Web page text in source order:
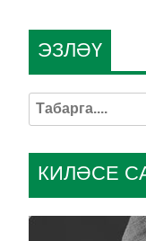
КИЛӘСЕ
ЭЗЛӘҮ